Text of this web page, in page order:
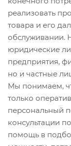
реализовать
товара и его
обслуживании.
юридические
предприятия,
но и частные
Мы понимаем,
только
персональный
консультации
помощь в